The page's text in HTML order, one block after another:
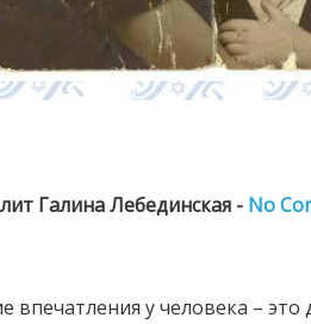
Галина Лебединская - No
впечатления у человека –